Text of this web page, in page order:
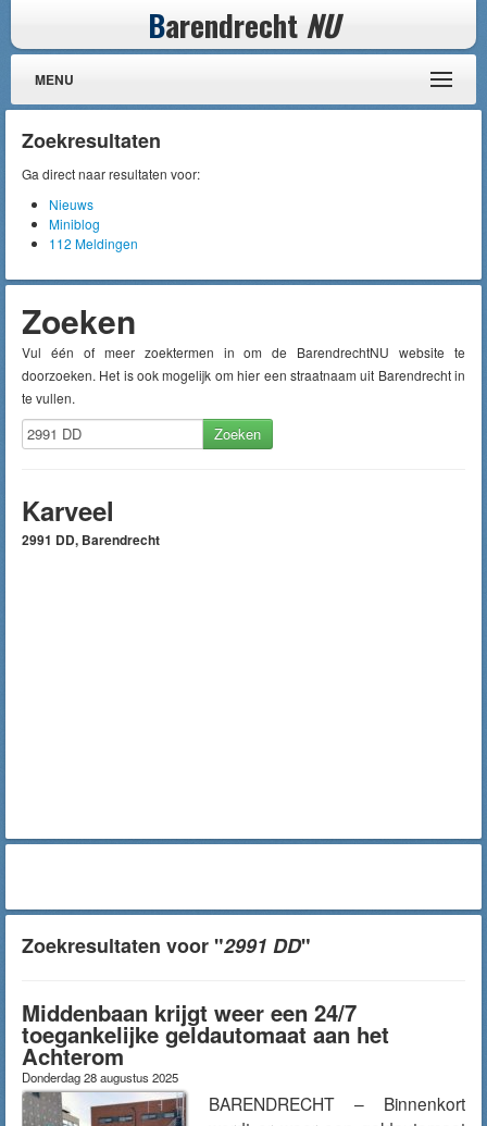
Barendrecht NU
MENU
Zoekresultaten
Ga direct naar resultaten voor:
Nieuws
Miniblog
112 Meldingen
Zoeken
Vul één of meer zoektermen in om de BarendrechtNU website te
doorzoeken. Het is ook mogelijk om hier een straatnaam uit Barendrecht in
te vullen.
Zoeken
Karveel
2991 DD, Barendrecht
Zoekresultaten voor "2991 DD"
Middenbaan krijgt weer een 24/7
toegankelijke geldautomaat aan het
Achterom
Donderdag 28 augustus 2025
BARENDRECHT – Binnenkort